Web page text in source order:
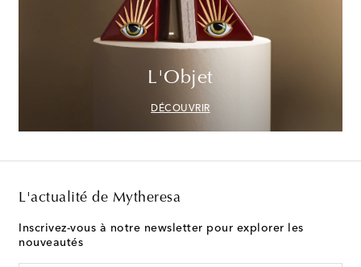
L'Objet
DÉCOUVRIR
L'actualité de Mytheresa
Inscrivez-vous à notre newsletter pour explorer les
nouveautés